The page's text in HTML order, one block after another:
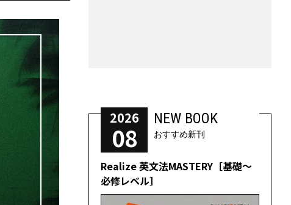
2026
08
NEW BOOK
おすすめ新刊
Realize 英文法MASTERY［基礎～
必修レベル］